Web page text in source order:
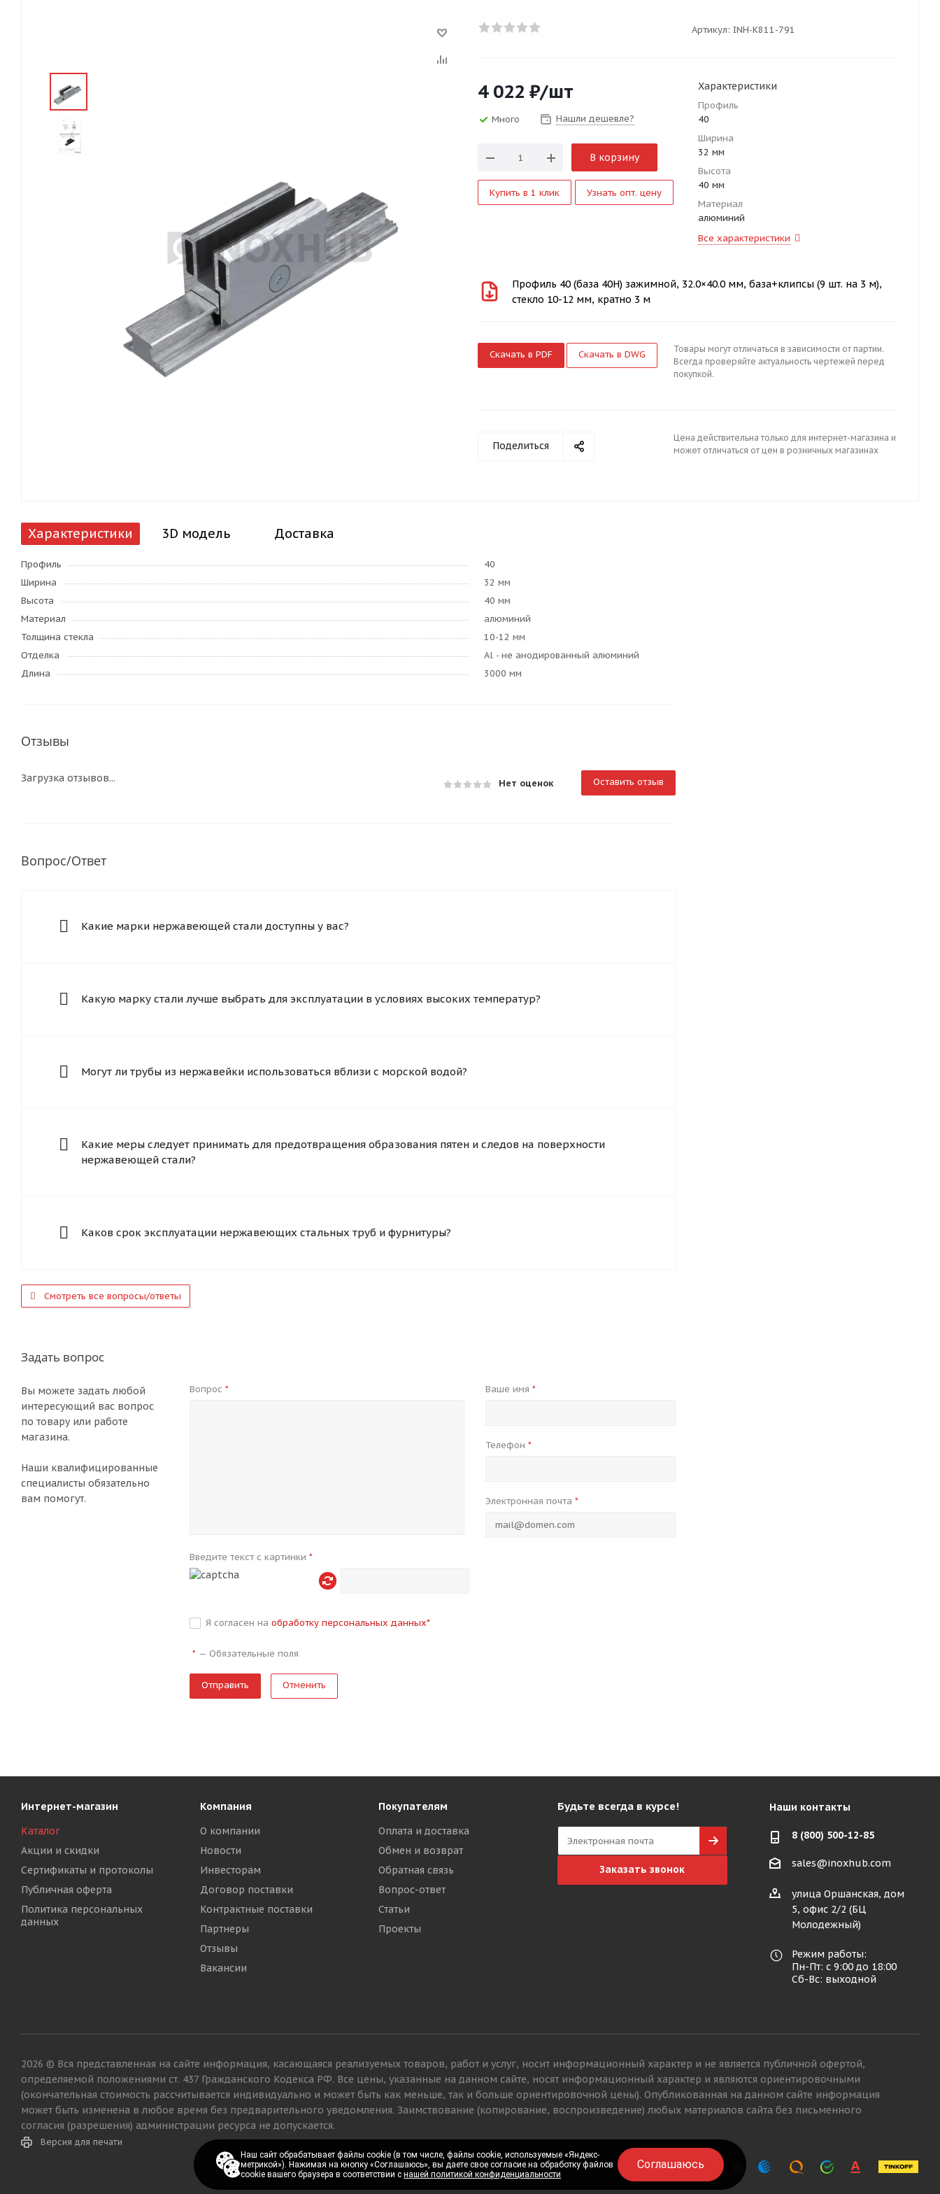
Артикул: INH-K811-791
4 022 ₽/шт
Много Нашли дешевле?
В корзину
Купить в 1 клик Узнать опт. цену
Характеристики
Профиль
40
Ширина
32 мм
Высота
40 мм
Материал
алюминий
Все характеристики
Профиль 40 (база 40H) зажимной, 32.0×40.0 мм, база+клипсы (9 шт. на 3 м),
стекло 10-12 мм, кратно 3 м
Скачать в PDF Скачать в DWG
Товары могут отличаться в зависимости от партии.
Всегда проверяйте актуальность чертежей перед
покупкой.
Поделиться
Цена действительна только для интернет-магазина и
может отличаться от цен в розничных магазинах
Характеристики 3D модель Доставка
Профиль
40
Ширина
32 мм
Высота
40 мм
Материал
алюминий
Толщина стекла
10-12 мм
Отделка
Al - не анодированный алюминий
Длина
3000 мм
Отзывы
Нет оценок Оставить отзыв
Загрузка отзывов...
Вопрос/Ответ
Какие марки нержавеющей стали доступны у вас?
Какую марку стали лучше выбрать для эксплуатации в условиях высоких температур?
Могут ли трубы из нержавейки использоваться вблизи с морской водой?
Какие меры следует принимать для предотвращения образования пятен и следов на поверхности
нержавеющей стали?
Каков срок эксплуатации нержавеющих стальных труб и фурнитуры?
Смотреть все вопросы/ответы
Задать вопрос
Вы можете задать любой
интересующий вас вопрос
по товару или работе
магазина.
Наши квалифицированные
специалисты обязательно
вам помогут.
Вопрос* Ваше имя *
Телефон *
Электронная почта *
Введите текст с картинки*
Я согласен наобработку персональных данных*
* —Обязательные поля
Отменить
Интернет-магазин
Каталог
Акции и скидки
Сертификаты и протоколы
Публичная оферта
Политика персональных
данных
Компания
О компании
Новости
Инвесторам
Договор поставки
Контрактные поставки
Партнеры
Отзывы
Вакансии
Покупателям
Оплата и доставка
Обмен и возврат
Обратная связь
Вопрос-ответ
Статьи
Проекты
Будьте всегда в курсе!
Заказать звонок
Наши контакты
8 (800) 500-12-85
sales@inoxhub.com
улица Оршанская, дом
5, офис 2/2 (БЦ
Молодежный)
Режим работы:
Пн-Пт: с 9:00 до 18:00
Сб-Вс: выходной
2026 © Вся представленная на сайте информация, касающаяся реализуемых товаров, работ и услуг, носит информационный характер и не является публичной офертой,
определяемой положениями ст. 437 Гражданского Кодекса РФ. Все цены, указанные на данном сайте, носят информационный характер и являются ориентировочными
(окончательная стоимость рассчитывается индивидуально и может быть как меньше, так и больше ориентировочной цены). Опубликованная на данном сайте информация
может быть изменена в любое время без предварительного уведомления. Заимствование (копирование, воспроизведение) любых материалов сайта без письменного
согласия (разрешения) администрации ресурса не допускается.
Версия для печати
Наш сайт обрабатывает файлы cookie (в том числе, файлы cookie, используемые «Яндекс-
метрикой»). Нажимая на кнопку «Соглашаюсь», вы даете свое согласие на обработку файлов
cookie вашего браузера в соответствии снашей политикой конфиденциальности
Соглашаюсь
Наш сайт обрабатывает файлы cookie (в том числе, файлы cookie, используемые «Яндекс-
метрикой»). Нажимая на кнопку «Соглашаюсь», вы даете свое согласие на обработку файлов
cookie вашего браузера в соответствии снашей политикой конфиденциальности
Соглашаюсь